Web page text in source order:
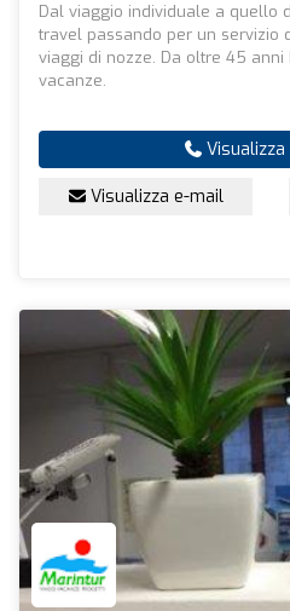
Dal viaggio individuale a quello
travel passando per un servizio
viaggi di nozze. Da oltre 45
vacanze.
Visualizza e-mail